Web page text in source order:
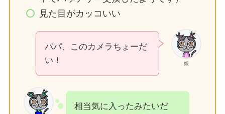
見た目がカッコいい
娘
パパ、このカメラちょーだ
い！
相当気に入ったみたいだ